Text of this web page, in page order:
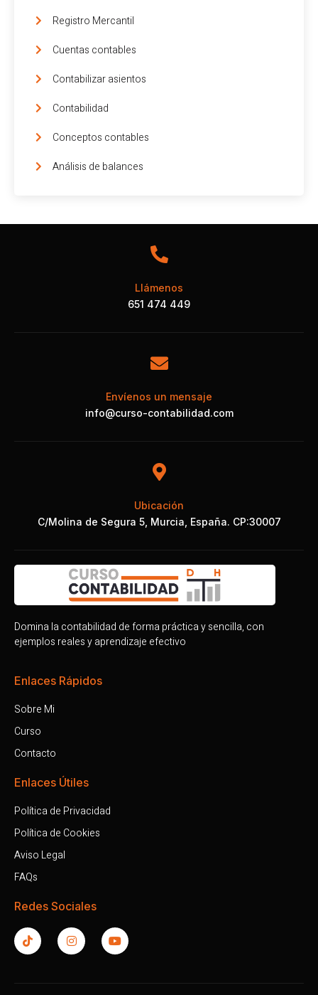
Registro Mercantil
Cuentas contables
Contabilizar asientos
Contabilidad
Conceptos contables
Análisis de balances
Llámenos
651 474 449
Envíenos un mensaje
info@curso-contabilidad.com
Ubicación
C/Molina de Segura 5, Murcia, España. CP:30007
Domina la contabilidad de forma práctica y sencilla, con
ejemplos reales y aprendizaje efectivo
Enlaces Rápidos
Sobre Mi
Curso
Contacto
Enlaces Útiles
Política de Privacidad
Política de Cookies
Aviso Legal
FAQs
Redes Sociales